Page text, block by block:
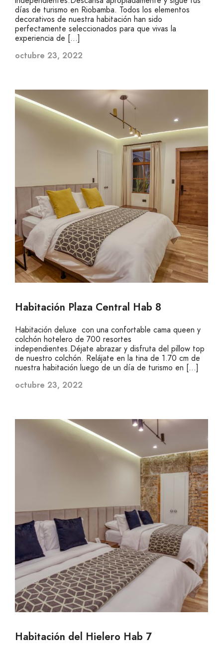
días de turismo en Riobamba. Todos los elementos
decorativos de nuestra habitación han sido
perfectamente seleccionados para que vivas la
experiencia de […]
octubre 23, 2022
Habitación Plaza Central Hab 8
Habitación deluxe con una confortable cama queen y
colchón hotelero de 700 resortes
independientes.Déjate abrazar y disfruta del pillow top
de nuestro colchón. Relájate en la tina de 1.70 cm de
nuestra habitación luego de un día de turismo en […]
octubre 23, 2022
Habitación del Hielero Hab 7